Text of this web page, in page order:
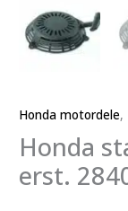
Honda motordele,
Honda
erst.